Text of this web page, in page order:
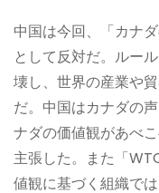
中国は今回、「カナ
として反対だ。ルー
壊し、世界の産業や
だ。中国はカナダの
ナダの価値観があべ
主張した。また「
値観に基づく組織で